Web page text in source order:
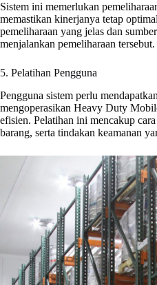
Sistem ini memerlukan
memastikan kinerjanya tetap
pemeliharaan yang jelas dan
menjalankan pemeliharaan tersebut.
5. Pelatihan Pengguna
Pengguna sistem perlu
mengoperasikan Heavy Duty
efisien. Pelatihan ini mencakup
barang, serta tindakan keamanan